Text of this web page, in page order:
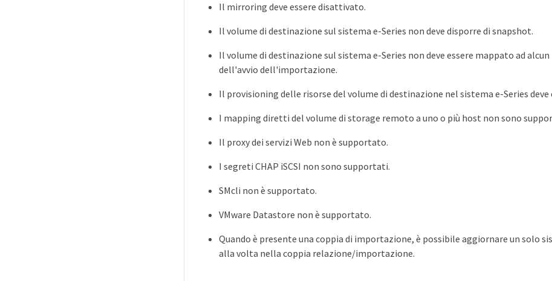
Il mirroring deve essere disattivato.
Il volume di destinazione sul sistema e-Series non deve disporre di snapshot.
Il volume di destinazione sul sistema e-Series non deve essere mappato ad
dell'avvio dell'importazione.
Il provisioning delle risorse del volume di destinazione nel sistema e-Series
I mapping diretti del volume di storage remoto a uno o più host non sono
Il proxy dei servizi Web non è supportato.
I segreti CHAP iSCSI non sono supportati.
SMcli non è supportato.
VMware Datastore non è supportato.
Quando è presente una coppia di importazione, è possibile aggiornare un solo
alla volta nella coppia relazione/importazione.